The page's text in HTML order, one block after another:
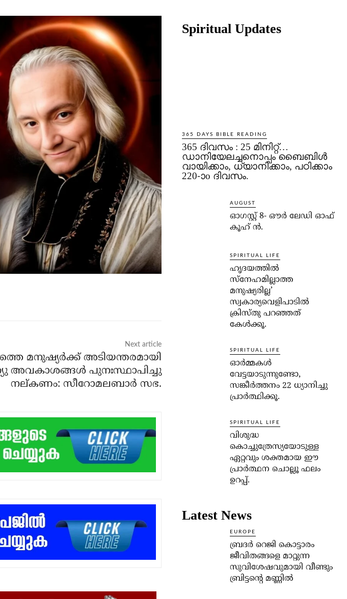
Next article
മനുഷ്യർക്ക്‌ അടിയന്തരമായി
അവകാശങ്ങൾ പുനഃസ്ഥാപിച്ചു
നല്കണം: സീറോമലബാർ സഭ.
Spiritual Updates
365 DAYS BIBLE READING
365 ദിവസം : 25 മിനിറ്റ്…
ഡാനിയേലച്ചനൊപ്പം ബൈബിൾ
വായിക്കാം, ധ്യാനിക്കാം, പഠിക്കാം
220-ാo ദിവസം.
AUGUST
ഓഗസ്റ്റ് 8- ഔര്‍ ലേഡി ഓഫ്
കൂഹ് ന്‍.
SPIRITUAL LIFE
ഹൃദയത്തില്‍
സ്‌നേഹമില്ലാത്ത
മനുഷ്യരില്ല’
സ്വകാര്യവെളിപാടില്‍
ക്രിസ്തു പറഞ്ഞത്
കേള്‍ക്കൂ.
SPIRITUAL LIFE
ഓര്‍മ്മകള്‍
വേട്ടയാടുന്നുണ്ടോ,
സങ്കീര്‍ത്തനം 22 ധ്യാനിച്ചു
പ്രാര്‍ത്ഥിക്കൂ.
SPIRITUAL LIFE
വിശുദ്ധ
കൊച്ചുത്രേസ്യയോടുള്ള
ഏറ്റവും ശക്തമായ ഈ
പ്രാര്‍ത്ഥന ചൊല്ലൂ ഫലം
ഉറപ്പ്.
Latest News
EUROPE
ബ്രദർ റെജി കൊട്ടാരം
ജീവിതങ്ങളെ മാറ്റുന്ന
സുവിശേഷവുമായി വീണ്ടും
ബ്രിട്ടന്റെ മണ്ണിൽ